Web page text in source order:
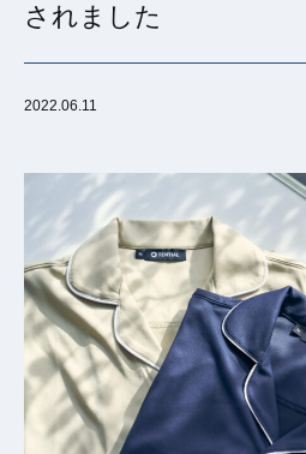
されました
2022.06.11